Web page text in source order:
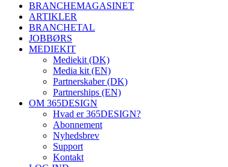
BRANCHEMAGASINET
ARTIKLER
BRANCHETAL
JOBBØRS
MEDIEKIT
Mediekit (DK)
Media kit (EN)
Partnerskaber (DK)
Partnerships (EN)
OM 365DESIGN
Hvad er 365DESIGN?
Abonnement
Nyhedsbrev
Support
Kontakt